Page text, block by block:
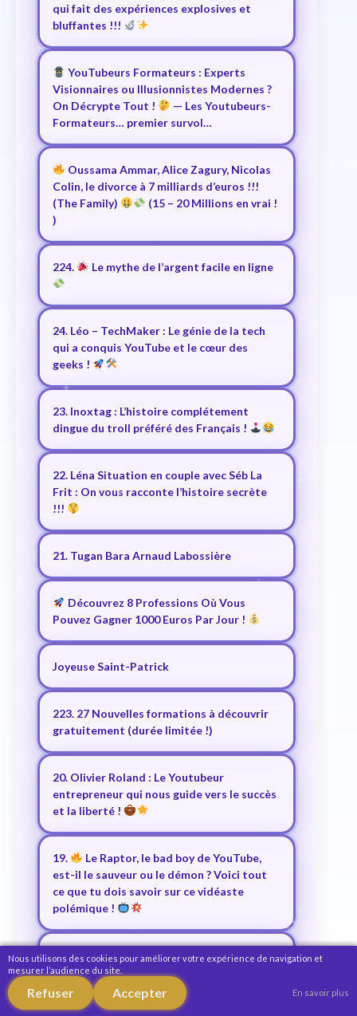
Nous utilisons des cookies pour améliorer votre expérience de navigation et
mesurer l’audience du site.
Refuser Accepter En savoir plus
qui fait des expériences explosives et
bluffantes !!!
YouTubeurs Formateurs : Experts
Visionnaires ou Illusionnistes Modernes ?
On Décrypte Tout !
— Les Youtubeurs-
Formateurs… premier survol…
Oussama Ammar, Alice Zagury, Nicolas
Colin, le divorce à 7 milliards d’euros !!!
(The Family)
(15 – 20 Millions en vrai !
)
224. Le mythe de l’argent facile en ligne
24. Léo – TechMaker : Le génie de la tech
qui a conquis YouTube et le cœur des
geeks !
23. Inoxtag : L’histoire complétement
dingue du troll préféré des Français !
22. Léna Situation en couple avec Séb La
Frit : On vous racconte l’histoire secrète
!!!
21. Tugan Bara Arnaud Labossière
Découvrez 8 Professions Où Vous
Pouvez Gagner 1000 Euros Par Jour !
Joyeuse Saint-Patrick
223. 27 Nouvelles formations à découvrir
gratuitement (durée limitée !)
20. Olivier Roland : Le Youtubeur
entrepreneur qui nous guide vers le succès
et la liberté !
19.
Le Raptor, le bad boy de YouTube,
est-il le sauveur ou le démon ? Voici tout
ce que tu dois savoir sur ce vidéaste
polémique !
18. Andy Raconte : de Miss France à Jésus-
Christ, le glow-up spirituel qui a secoué
YouTube